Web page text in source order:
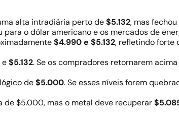
alta intradiária perto de$5.132, mas
o dólar americano e os mercados de
$4.990 e $5.132, refletindo forte
e$5.132. Se os compradores retornarem
de$5.000. Se esses níveis forem
$5.000, mas o metal deve recuperar